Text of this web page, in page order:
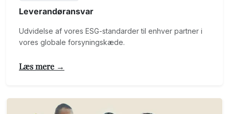
Leverandøransvar
Udvidelse af vores ESG-standarder til enhver partner i
vores globale forsyningskæde.
Læs mere →